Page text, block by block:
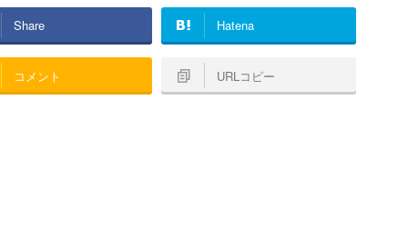
Share Hatena
コメント URLコピー